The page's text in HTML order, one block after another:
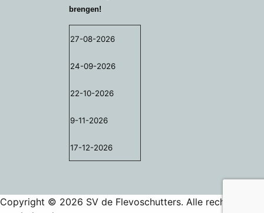
brengen!
27-08-2026
24-09-2026
22-10-2026
9-11-2026
17-12-2026
Copyright © 2026 SV de Flevoschutters. Alle rechten